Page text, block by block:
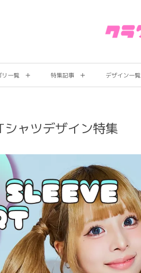
リ一覧 特集記事 デザイン一覧
ャツデザイン特集